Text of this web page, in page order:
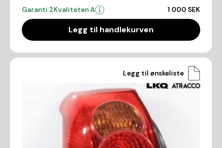
Garanti 2Kvaliteten A 1 000 SEK
Legg til handlekurven
Legg til ønskeliste